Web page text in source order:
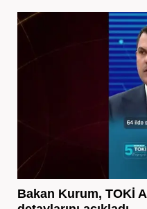
Bakan Kurum, TOKİ